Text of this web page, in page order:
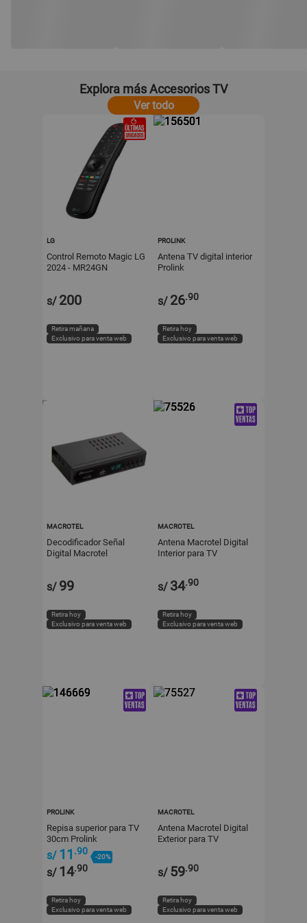
Explora más Accesorios TV
Ver todo
LG
Control Remoto Magic LG
2024 - MR24GN
s/ 200
Retira mañana
Exclusivo para venta web
PROLINK
Antena TV digital interior
Prolink
s/ 26.90
Retira hoy
Exclusivo para venta web
MACROTEL
Decodificador Señal
Digital Macrotel
s/ 99
Retira hoy
Exclusivo para venta web
MACROTEL
Antena Macrotel Digital
Interior para TV
s/ 34.90
Retira hoy
Exclusivo para venta web
PROLINK
Repisa superior para TV
30cm Prolink
s/ 11 .90
-20%
s/ 14.90
Retira hoy
Exclusivo para venta web
MACROTEL
Antena Macrotel Digital
Exterior para TV
s/ 59.90
Retira hoy
Exclusivo para venta web